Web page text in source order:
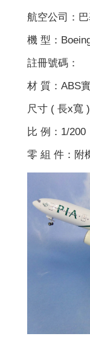
航空公司：
機 型：
註冊號碼：
材 質：ABS
尺寸 ( 長x寬
比 例：1/200
零 組 件：附